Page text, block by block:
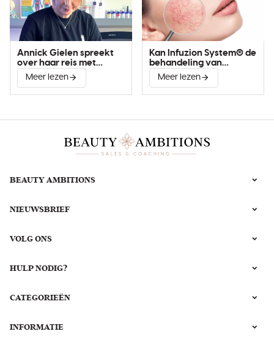
Annick Gielen spreekt
over haar reis met
Infuzion System®
Meer lezen
Kan Infuzion System® de
behandeling van
couperose verbeteren?
Meer lezen
NIEUWSBRIEF
VOLG ONS
BEAUTY AMBITIONS
HULP NODIG?
CATEGORIEËN
INFORMATIE